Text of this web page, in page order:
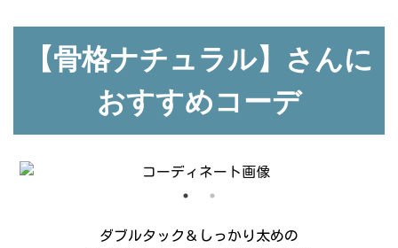
【骨格ナチュラル】さんに
おすすめコーデ
ダブルタック＆しっかり太めの